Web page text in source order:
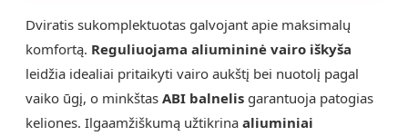
Dviratis sukomplektuotas galvojant apie maksimalų
komfortą. Reguliuojama aliumininė vairo iškyša
leidžia idealiai pritaikyti vairo aukštį bei nuotolį pagal
vaiko ūgį, o minkštas ABI balnelis garantuoja patogias
keliones. Ilgaamžiškumą užtikrina aliuminiai